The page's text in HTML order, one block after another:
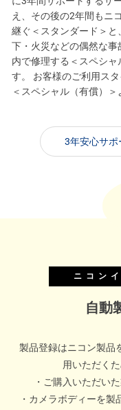
え、その後の2年間もニ
継ぐ＜スタンダード＞
下・火災などの偶然な
内で修理する＜スペシ
す。 お客様のご利用ス
＜スペシャル（有償）＞
3年安心サポ
ニコン
自動
製品登録はニコン製品
用いただく
・ご購入いただい
・カメラボディーを